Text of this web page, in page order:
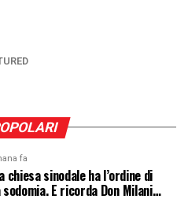
fa
chiesa sinodale ha l’ordine di
E ricorda Don Milani…